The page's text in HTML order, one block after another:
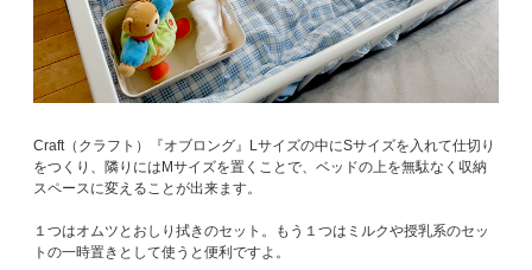
Craft（クラフト）『オブロング』Lサイズの中にSサイズを入れて仕切り
をつくり、隣りにはMサイズを置くことで、ベッドの上を無駄なく収納
スペースに変えることが出来ます。
１つはオムツとおしり拭きのセット。もう１つはミルクや授乳系のセッ
トの一時置きとして使うと便利ですよ。